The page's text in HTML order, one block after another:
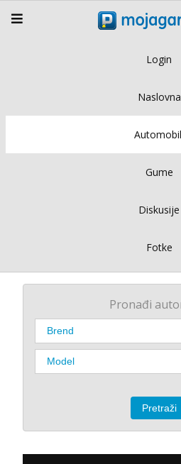
Login
Naslovna
Gume
Diskusije
Fotke
Pronađi